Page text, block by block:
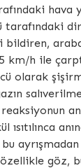
hava
km/h ile
olarak
göz,